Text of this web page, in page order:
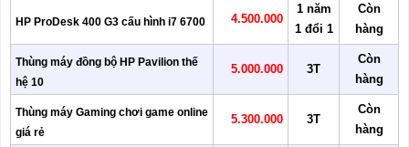
HP ProDesk 400 G3 cấu hình i7 6700 4.500.000
1 năm
1 đổi 1
Còn
hàng
Thùng máy đồng bộ HP Pavilion thế
hệ 10
5.000.000 3T
Còn
hàng
Thùng máy Gaming chơi game online
giá rẻ
5.300.000 3T
Còn
hàng